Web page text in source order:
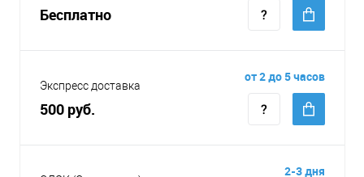
Бесплатно
Экспресс доставка
500 руб.
от 2 до 5 часов
2-3 дня